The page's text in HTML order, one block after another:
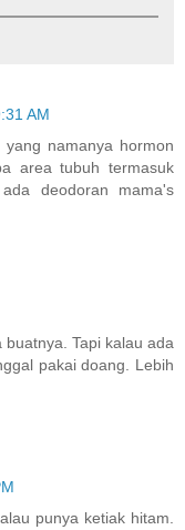
AM
namanya hormon
area tubuh termasuk
deodoran mama's
Tapi kalau ada
pakai doang. Lebih
punya ketiak hitam.